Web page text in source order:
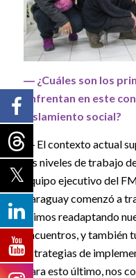
― ¿Cuáles son los
enfrentan en este
aislamiento social?
― El contexto actual
los niveles de trabajo
equipo ejecutivo del
Paraguay comenzó a
fuimos readaptando
encuentros, y
estrategias de
Para esto último, nos